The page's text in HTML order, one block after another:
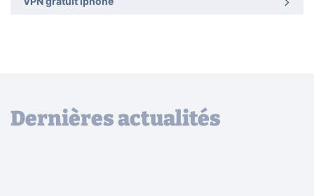
VPN gratuit iphone
Dernières actualités